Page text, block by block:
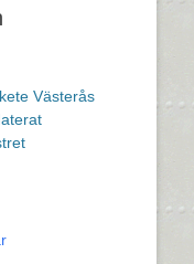
Västerås